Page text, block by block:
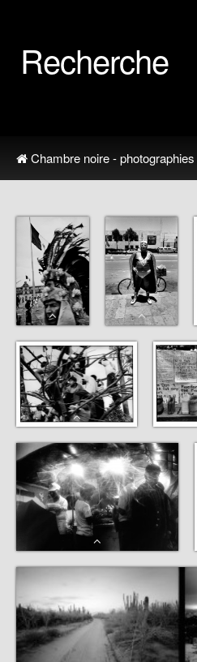
Recherche
Chambre noire - photographies